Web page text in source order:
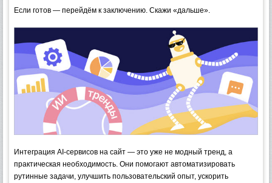
Если готов — перейдём к заключению. Скажи «дальше».
Интеграция AI-сервисов на сайт — это уже не модный тренд, а
практическая необходимость. Они помогают автоматизировать
рутинные задачи, улучшить пользовательский опыт, ускорить